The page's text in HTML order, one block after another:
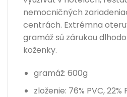
nemocničných
centrách. Extrémna
gramáž sú zárukou
koženky.
gramáž: 600g
zloženie: 76% PVC, 22%